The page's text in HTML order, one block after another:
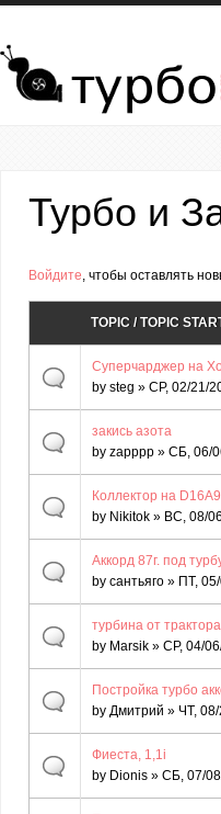
Перейти к основному содержанию
Турбо и
Войдите, чтобы оставлять
TOPIC / TOPIC
Суперчарджер на
by steg » СР, 02/21/
закись азота
by zapppp » СБ, 06/
Коллектор на
by Nikitok » ВС, 08/
Аккорд 87г. под
by сантьяго » ПТ,
турбина от
by Marsik » СР, 04/
Постройка турбо
by Дмитрий » ЧТ,
Фиеста, 1,1i
by Dionis » СБ, 07/